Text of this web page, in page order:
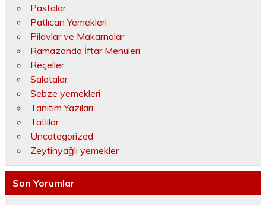
Pastalar
Patlıcan Yemekleri
Pilavlar ve Makarnalar
Ramazanda İftar Menüleri
Reçeller
Salatalar
Sebze yemekleri
Tanıtım Yazıları
Tatlılar
Uncategorized
Zeytinyağlı yemekler
Son Yorumlar